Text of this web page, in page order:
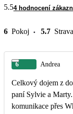
5.54 hodnocení
6 Pokoj 5.7 Strava
6 Andrea
Celkový dojem z
paní Sylvie a
komunikace přes